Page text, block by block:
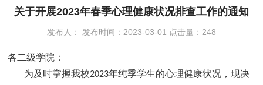
关于开展2023年春季心理健康状况排查工作的通知
发布人： 发布时间：2023-03-01 点击量： 248
各二级学院：
为及时掌握我校2023年纯季学生的心理健康状况，现决